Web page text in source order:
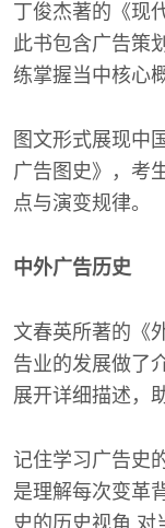
丁俊杰著的《现
此书包含广告策
练掌握当中核心
图文形式展现中
广告图史》，考
点与演变规律。
中外广告历史
文春英所著的《
告业的发展做了
展开详细描述，
记住学习广告史
是理解每次变革
史的历史视角 对